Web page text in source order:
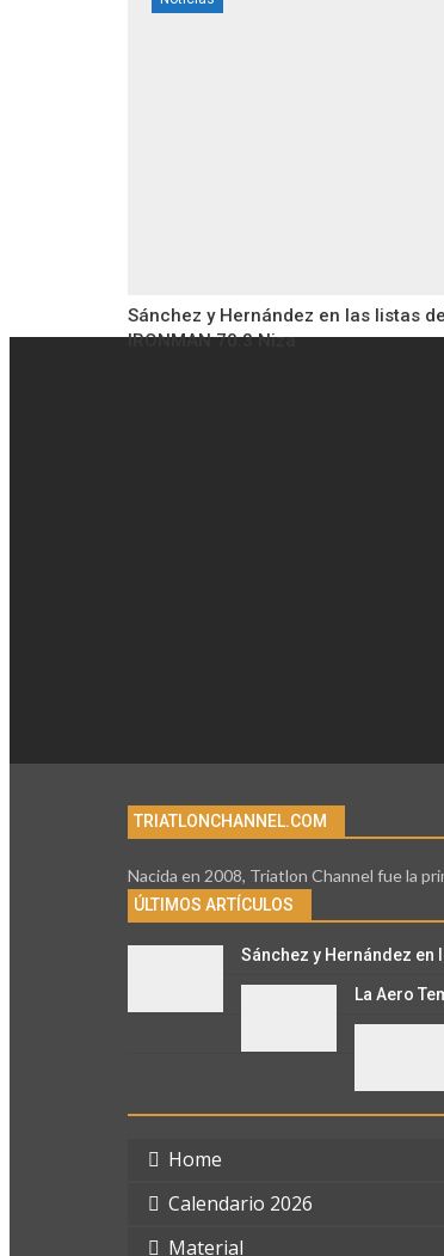
Sánchez y Hernández en las listas
IRONMAN 70.3 Niza
TRIATLONCHANNEL.COM
Nacida en 2008, Triatlon Channel fue la
ÚLTIMOS ARTÍCULOS
Sánchez y Hernández
La Aero
Home
Calendario 2026
Material